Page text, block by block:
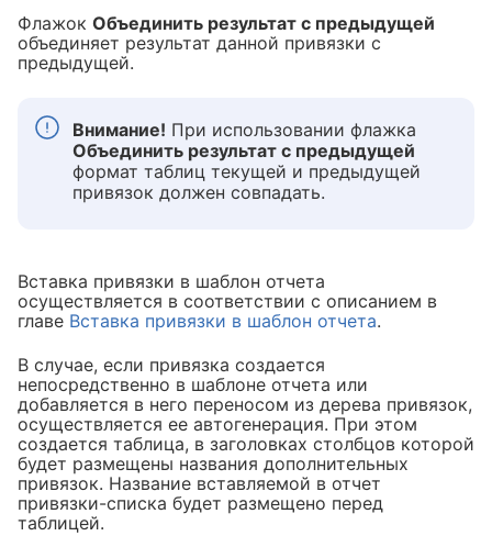
Флажок Объединить результат с предыдущей
объединяет результат данной привязки с
предыдущей.
Внимание! При использовании флажка
Объединить результат с предыдущей
формат таблиц текущей и предыдущей
привязок должен совпадать.
Вставка привязки в шаблон отчета
осуществляется в соответствии с описанием в
главе Вставка привязки в шаблон отчета.
В случае, если привязка создается
непосредственно в шаблоне отчета или
добавляется в него переносом из дерева привязок,
осуществляется ее автогенерация. При этом
создается таблица, в заголовках столбцов которой
будет размещены названия дополнительных
привязок. Название вставляемой в отчет
привязки-списка будет размещено перед
таблицей.